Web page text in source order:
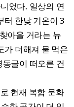
었다. 일상의 연
터 한낮 기온이 3
아올 거라는 뉴
가 더해져 물 먹은
굴이 떠오른 건
현재 복합 문화